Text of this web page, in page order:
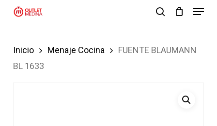
Skip
content
Menu
Inicio Menaje Cocina
FUENTE BLAUMANN
BL 1633
Menu